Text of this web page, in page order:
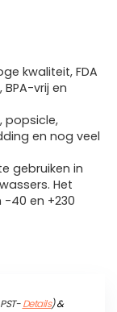
kwaliteit, FDA
vrij en
popsicle,
en nog veel
gebruiken in
Het
40 en +230
Details)&